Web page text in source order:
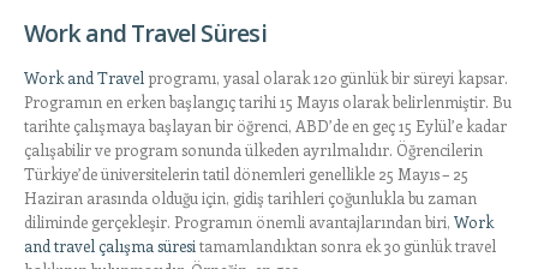
Work and Travel Süresi
Work and Travel programı, yasal olarak 120 günlük bir süreyi kapsar.
Programın en erken başlangıç tarihi 15 Mayıs olarak belirlenmiştir. Bu
tarihte çalışmaya başlayan bir öğrenci, ABD’de en geç 15 Eylül’e kadar
çalışabilir ve program sonunda ülkeden ayrılmalıdır. Öğrencilerin
Türkiye’de üniversitelerin tatil dönemleri genellikle 25 Mayıs – 25
Haziran arasında olduğu için, gidiş tarihleri çoğunlukla bu zaman
diliminde gerçekleşir. Programın önemli avantajlarından biri, Work
and travel çalışma süresi tamamlandıktan sonra ek 30 günlük travel